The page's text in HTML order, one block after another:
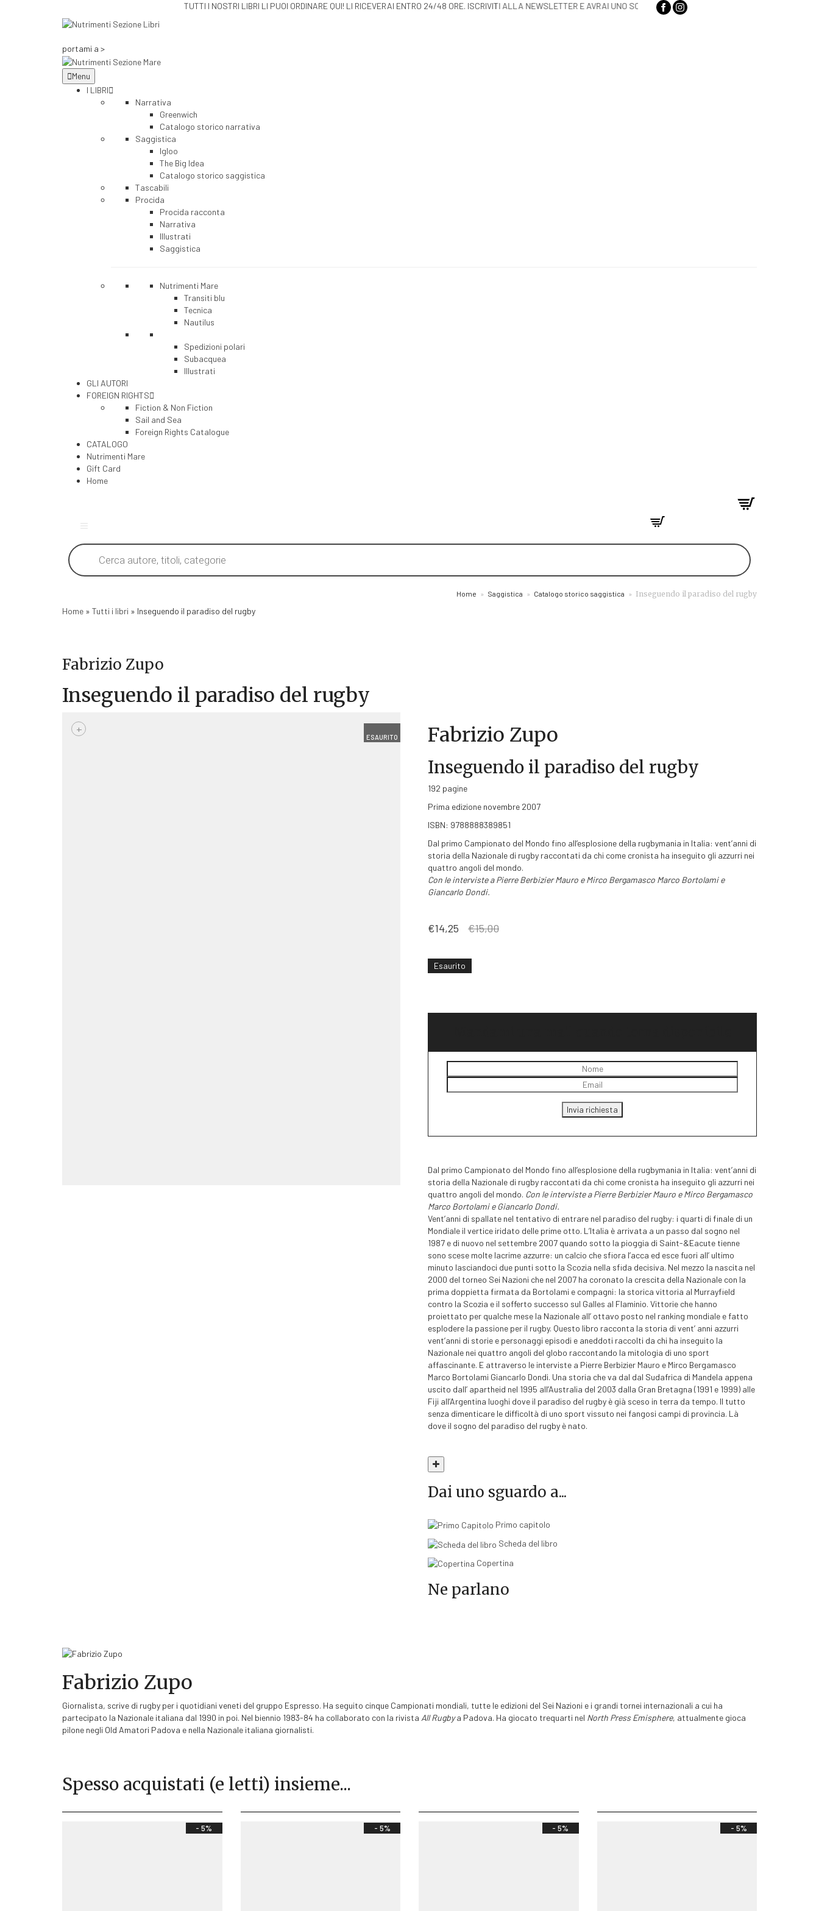
TUTTI I NOSTRI LIBRI LI PUOI ORDINARE QUI! LI RICEVERAI ENTRO 24/48 ORE. ISCRIVITI ALLA NEWSLETTER E AVRAI UNO SCONTO
portami a >
Menu
I LIBRI
Narrativa
Greenwich
Catalogo storico narrativa
Saggistica
Igloo
The Big Idea
Catalogo storico saggistica
Tascabili
Procida
Procida racconta
Narrativa
Illustrati
Saggistica
Nutrimenti Mare
Transiti blu
Tecnica
Nautilus
Spedizioni polari
Subacquea
Illustrati
GLI AUTORI
FOREIGN RIGHTS
Fiction & Non Fiction
Sail and Sea
Foreign Rights Catalogue
CATALOGO
Nutrimenti Mare
Gift Card
Home
Products
search
Home » Saggistica » Catalogo storico saggistica » Inseguendo il paradiso del rugby
Home » Tutti i libri » Inseguendo il paradiso del rugby
Fabrizio Zupo
Inseguendo il paradiso del rugby
ESAURITO
+ Fabrizio Zupo
Inseguendo il paradiso del rugby
192 pagine
Prima edizione novembre 2007
ISBN: 9788888389851
Dal primo Campionato del Mondo fino all’esplosione della rugbymania in Italia: vent’anni di
storia della Nazionale di rugby raccontati da chi come cronista ha inseguito gli azzurri nei
quattro angoli del mondo.
Con le interviste aPierre BerbizierMauro e Mirco Bergamasco Marco Bortolami e
Giancarlo Dondi.
€15,00Il
€14,25
Il
Esaurito
Dal primo Campionato del Mondo fino all’esplosione della rugbymania in Italia: vent’anni di
storia della Nazionale di rugby raccontati da chi come cronista ha inseguito gli azzurri nei
quattro angoli del mondo. Con le interviste aPierre BerbizierMauro e Mirco Bergamasco
Marco Bortolami e Giancarlo Dondi.
Vent’anni di spallate nel tentativo di entrare nel paradiso del rugby: i quarti di finale di un
Mondiale il vertice iridato delle prime otto. L’Italia è arrivata a un passo dal sogno nel
1987 e di nuovo nel settembre 2007 quando sotto la pioggia di Saint-&Eacute tienne
sono scese molte lacrime azzurre: un calcio che sfiora l’acca ed esce fuori all’ ultimo
minuto lasciandoci due punti sotto la Scozia nella sfida decisiva. Nel mezzo la nascita nel
2000 del torneo Sei Nazioni che nel 2007 ha coronato la crescita della Nazionale con la
prima doppietta firmata da Bortolami e compagni: la storica vittoria al Murrayfield
contro la Scozia e il sofferto successo sul Galles al Flaminio. Vittorie che hanno
proiettato per qualche mese la Nazionale all’ ottavo posto nel ranking mondiale e fatto
esplodere la passione per il rugby. Questo libro racconta la storia di vent’ anni azzurri
vent’anni di storie e personaggi episodi e aneddoti raccolti da chi ha inseguito la
Nazionale nei quattro angoli del globo raccontando la mitologia di uno sport
affascinante. E attraverso le interviste a Pierre Berbizier Mauro e Mirco Bergamasco
Marco Bortolami Giancarlo Dondi. Una storia che va dal dal Sudafrica di Mandela appena
uscito dall’ apartheid nel 1995 all’Australia del 2003 dalla Gran Bretagna (1991 e 1999) alle
Fiji all’Argentina luoghi dove il paradiso del rugby è già sceso in terra da tempo. Il tutto
senza dimenticare le difficoltà di uno sport vissuto nei fangosi campi di provincia. Là
dove il sogno del paradiso del rugby è nato.
Dai uno sguardo a...
Primo capitolo
Scheda del libro
Copertina
Ne parlano
Fabrizio Zupo
Giornalista, scrive di rugby per i quotidiani veneti del gruppo Espresso. Ha seguito cinque Campionati mondiali, tutte le edizioni del Sei Nazioni e i grandi tornei internazionali a cui ha
partecipato la Nazionale italiana dal 1990 in poi. Nel biennio 1983-84 ha collaborato con la rivista All Rugbya Padova. Ha giocato trequarti nel North Press Emisphere, attualmente gioca
pilone negli Old Amatori Padova e nella Nazionale italiana giornalisti.
Spesso acquistati (e letti) insieme...
- 5% - 5% - 5% - 5%